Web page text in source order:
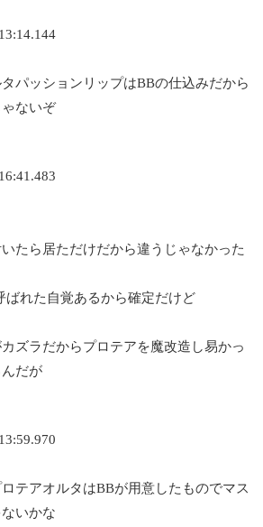
パッションリップはBBの仕込みだから
ないぞ
たら居ただけだから違うじゃなかった
ばれた自覚あるから確定だけど
ズラだからプロテアを魔改造し易かっ
だが
テアオルタはBBが用意したものでマス
いかな